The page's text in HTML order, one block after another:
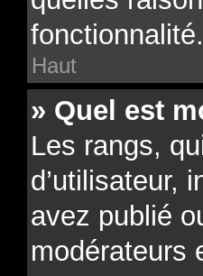
fonctionnalité.
Haut
» Quel est
Les rangs,
d’utilisateur,
avez publié
modérateurs